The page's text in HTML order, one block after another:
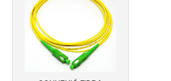
Más info